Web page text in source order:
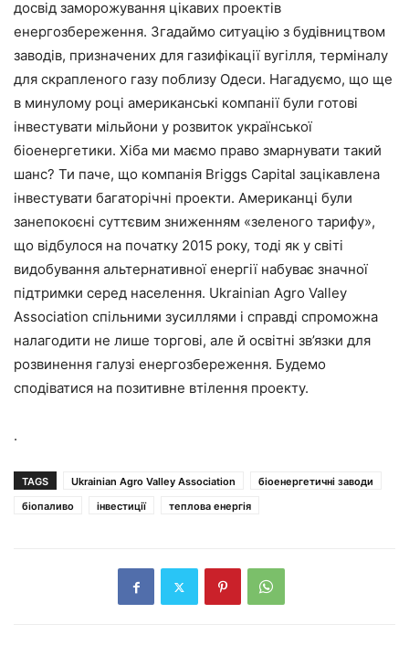
досвід заморожування цікавих проектів
енергозбереження. Згадаймо ситуацію з будівництвом
заводів, призначених для газифікації вугілля, терміналу
для скрапленого газу поблизу Одеси. Нагадуємо, що ще
в минулому році американські компанії були готові
інвестувати мільйони у розвиток української
біоенергетики. Хіба ми маємо право змарнувати такий
шанс? Ти паче, що компанія Briggs Capital зацікавлена
інвестувати багаторічні проекти. Американці були
занепокоєні суттєвим зниженням «зеленого тарифу»,
що відбулося на початку 2015 року, тоді як у світі
видобування альтернативної енергії набуває значної
підтримки серед населення. Ukrainian Agro Valley
Association спільними зусиллями і справді спроможна
налагодити не лише торгові, але й освітні зв’язки для
розвинення галузі енергозбереження. Будемо
сподіватися на позитивне втілення проекту.
.
TAGS Ukrainian Agro Valley Association
біоенергетичні заводи
біопаливо
інвестиції теплова енергія